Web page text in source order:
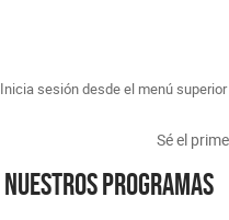
Inicia sesión desde el menú
Sé el
Nuestros programas